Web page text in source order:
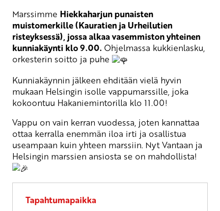
Marssimme Hiekkaharjun punaisten
muistomerkille (Kauratien ja Urheilutien
risteyksessä), jossa alkaa vasemmiston yhteinen
kunniakäynti klo 9.00. Ohjelmassa kukkienlasku,
orkesterin soitto ja puhe
Kunniakäynnin jälkeen ehditään vielä hyvin
mukaan Helsingin isolle vappumarssille, joka
kokoontuu Hakaniemintorilla klo 11.00!
Vappu on vain kerran vuodessa, joten kannattaa
ottaa kerralla enemmän iloa irti ja osallistua
useampaan kuin yhteen marssiin. Nyt Vantaan ja
Helsingin marssien ansiosta se on mahdollista!
Tapahtumapaikka